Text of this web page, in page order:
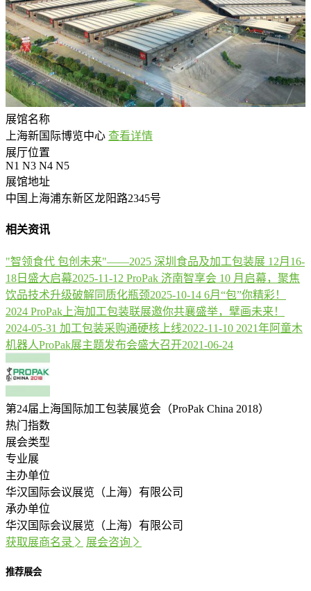
展馆名称
上海新国际博览中心 查看详情
展厅位置
N1 N3 N4 N5
展馆地址
中国上海浦东新区龙阳路2345号
相关资讯
"智领食代 包创未来"——2025 深圳食品及加工包装展 12月16-
18日盛大启幕2025-11-12 ProPak 济南智享会 10 月启幕，聚焦
饮品技术升级破解同质化瓶颈2025-10-14 6月“包”你精彩！
2024 ProPak上海加工包装联展邀你共襄盛举，擘画未来！
2024-05-31 加工包装采购通硬核上线2022-11-10 2021年阿童木
机器人ProPak展主题发布会盛大召开2021-06-24
第24届上海国际加工包装展览会（ProPak China 2018）
热门指数
展会类型
专业展
主办单位
华汉国际会议展览（上海）有限公司
承办单位
华汉国际会议展览（上海）有限公司
获取展商名录
展会咨询
推荐展会